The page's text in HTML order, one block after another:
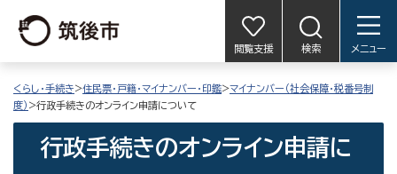
閲覧支援 検索 メニュー
くらし・手続き>住民票・戸籍・マイナンバー・印鑑>マイナンバー（社会保障・税番号制
度） >行政手続きのオンライン申請について
行政手続きのオンライン申請に